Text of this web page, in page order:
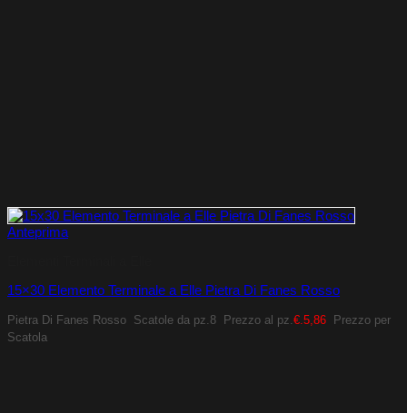
Anteprima
15×30 Elemento Terminale a Elle Pietra Di Fanes Rosso
Pietra Di Fanes Rosso Scatole da pz.8 Prezzo al pz.€.5,86
Prezzo per
Scatola